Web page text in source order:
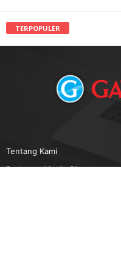
TERPOPULER
Tentang Kami
Pedoman Media Siber